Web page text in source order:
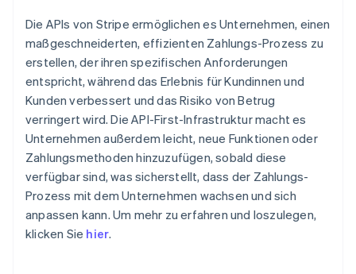
Die APIs von Stripe ermöglichen es Unternehmen, einen
maßgeschneiderten, effizienten Zahlungs-Prozess zu
erstellen, der ihren spezifischen Anforderungen
entspricht, während das Erlebnis für Kundinnen und
Kunden verbessert und das Risiko von Betrug
verringert wird. Die API-First-Infrastruktur macht es
Unternehmen außerdem leicht, neue Funktionen oder
Zahlungsmethoden hinzuzufügen, sobald diese
verfügbar sind, was sicherstellt, dass der Zahlungs-
Prozess mit dem Unternehmen wachsen und sich
anpassen kann. Um mehr zu erfahren und loszulegen,
klicken Sie hier.